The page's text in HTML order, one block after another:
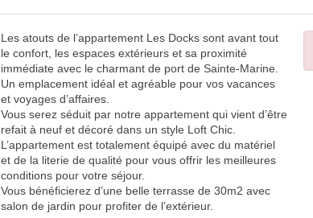
Les atouts de l’appartement Les Docks sont avant tout
le confort, les espaces extérieurs et sa proximité
immédiate avec le charmant de port de Sainte-Marine.
Un emplacement idéal et agréable pour vos vacances
et voyages d’affaires.
Vous serez séduit par notre appartement qui vient d’être
refait à neuf et décoré dans un style Loft Chic.
L’appartement est totalement équipé avec du matériel
et de la literie de qualité pour vous offrir les meilleures
conditions pour votre séjour.
Vous bénéficierez d’une belle terrasse de 30m2 avec
salon de jardin pour profiter de l’extérieur.